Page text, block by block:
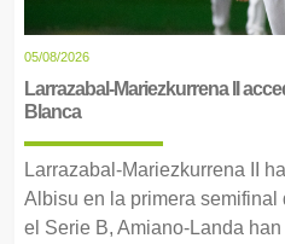
05/08/2026
Larrazabal-Mariezkurrena II
Blanca
Larrazabal-Mariezkurrena II
Albisu en la primera semifinal
el Serie B, Amiano-Landa